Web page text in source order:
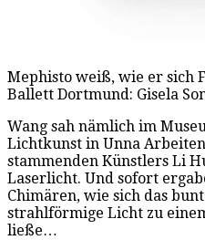
Mephisto weiß, wie er sich
Ballett Dortmund: Gisela
Wang sah nämlich im
Lichtkunst in Unna
stammenden Künstlers Li
Laserlicht. Und sofort
Chimären, wie sich das
strahlförmige Licht zu
ließe…